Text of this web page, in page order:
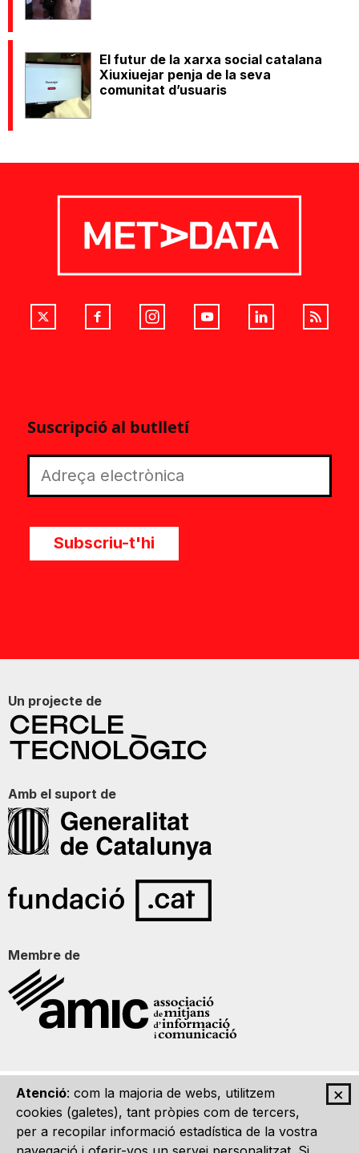
El futur de la xarxa social catalana
Xiuxiuejar penja de la seva
comunitat d’usuaris
×
Atenció: com la majoria de webs, utilitzem
cookies (galetes), tant pròpies com de tercers,
per a recopilar informació estadística de la vostra
Suscripció al butlletí
Subscriu-t'hi
Un projecte de
Amb el suport de
Membre de
Qui som Contacte Imatge Gràfica Avís legal